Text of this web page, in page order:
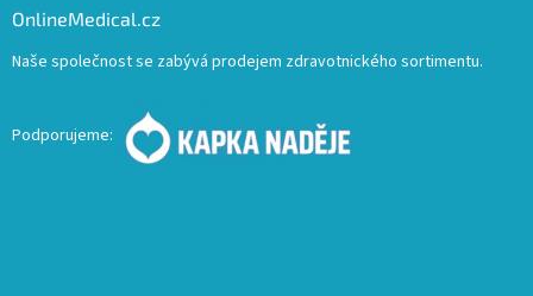
OnlineMedical.cz
Naše společnost se zabývá prodejem zdravotnického sortimentu.
Podporujeme: